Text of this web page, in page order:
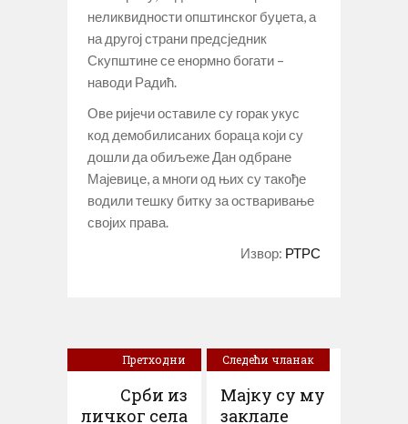
неликвидности општинског буџета, а
на другој страни предсједник
Скупштине се енормно богати –
наводи Радић.
Ове ријечи оставиле су горак укус
код демобилисаних бораца који су
дошли да обиљеже Дан одбране
Мајевице, а многи од њих су такође
водили тешку битку за остваривање
својих права.
Извор: РТРС
Претходни
Срби из
личког села
Следећи чланак
Мајку су му
заклале